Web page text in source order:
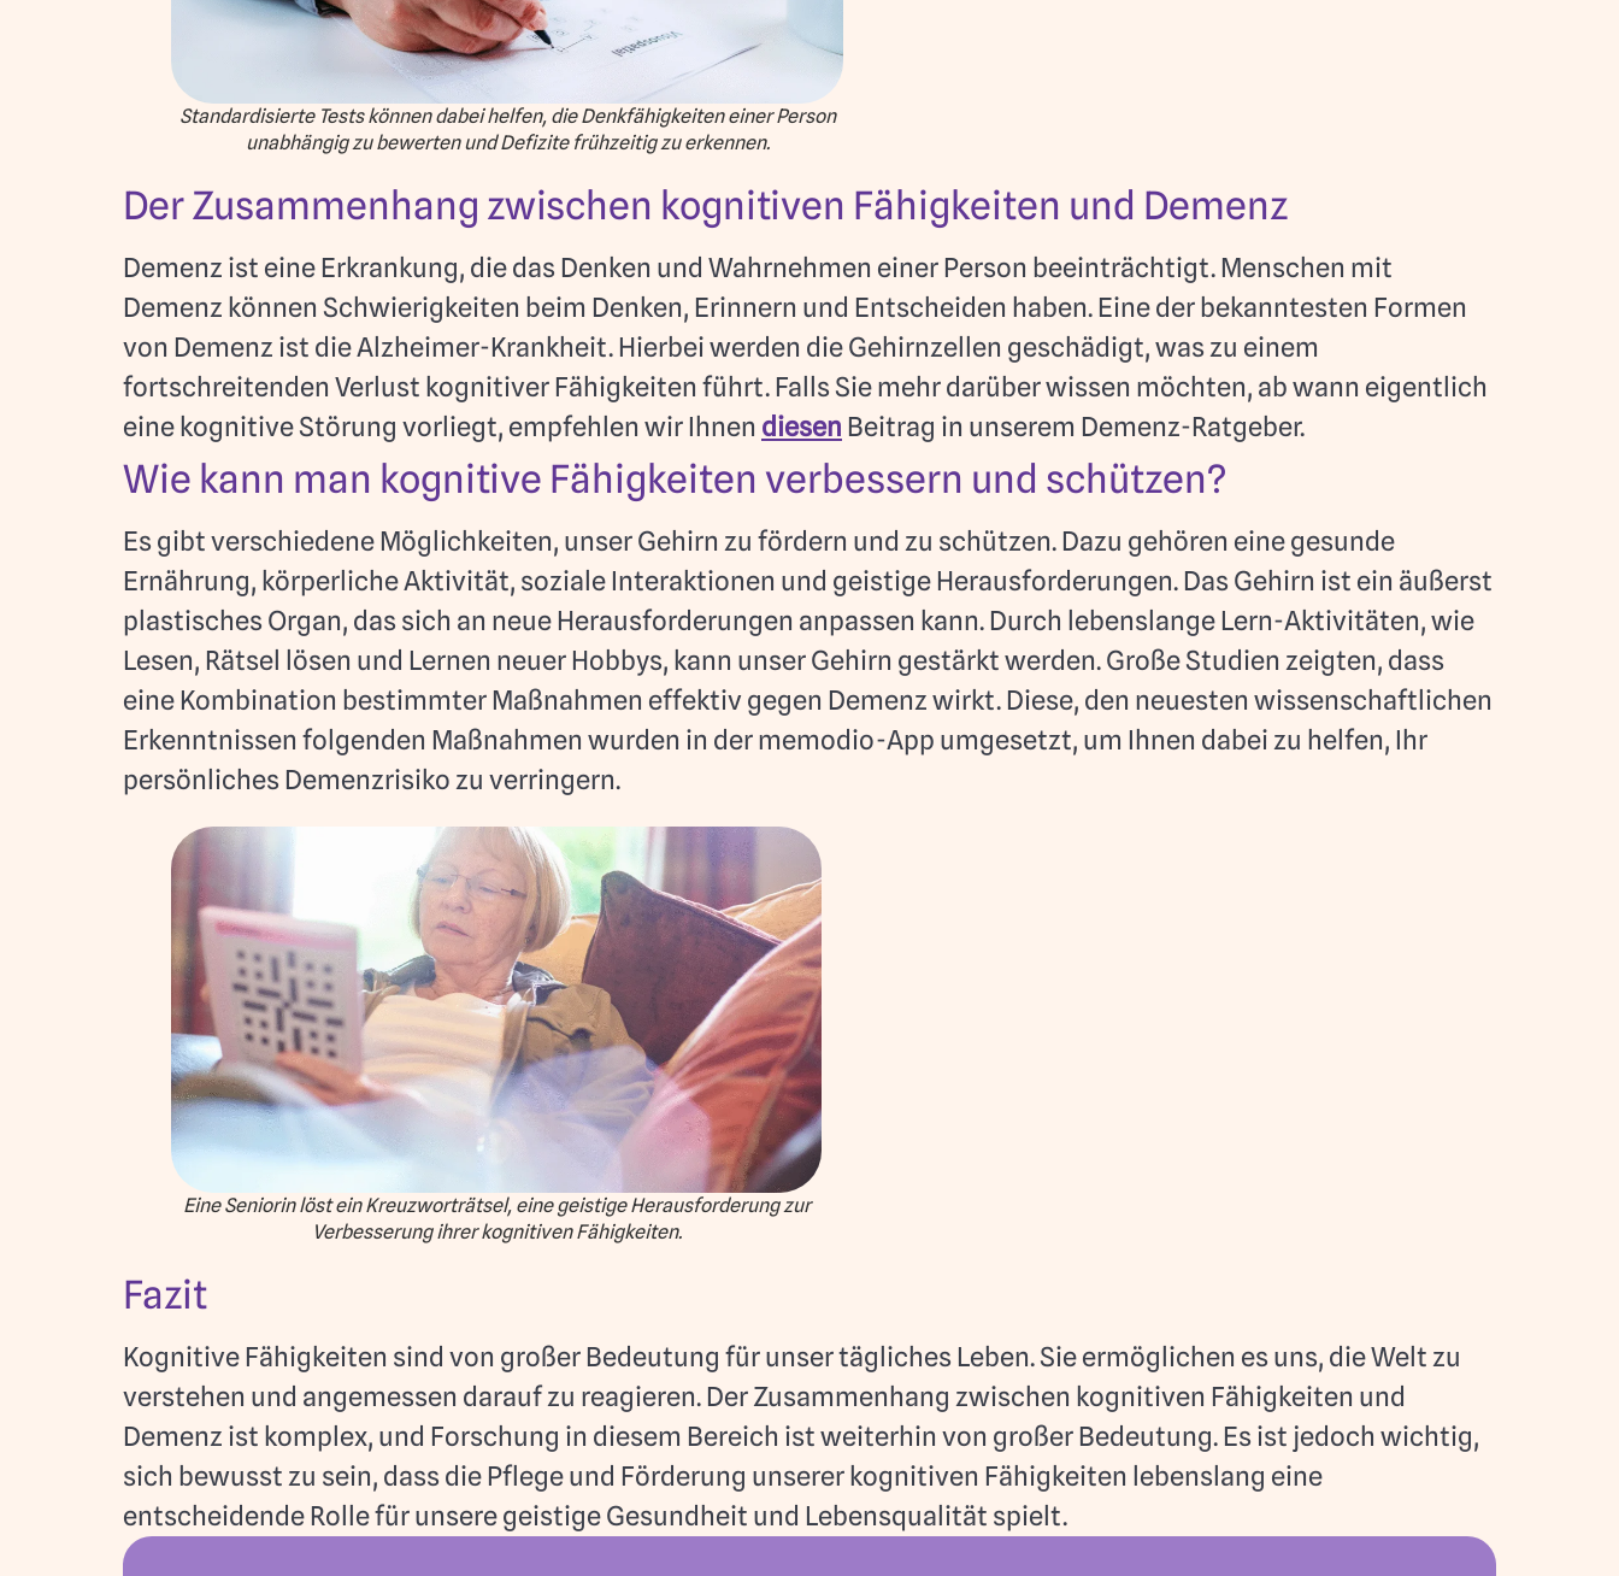
Standardisierte Tests können dabei helfen, die Denkfähigkeiten einer Person
unabhängig zu bewerten und Defizite frühzeitig zu erkennen.
Der Zusammenhang zwischen kognitiven Fähigkeiten und Demenz
Demenz ist eine Erkrankung, die das Denken und Wahrnehmen einer Person beeinträchtigt. Menschen mit
Demenz können Schwierigkeiten beim Denken, Erinnern und Entscheiden haben. Eine der bekanntesten Formen
von Demenz ist die Alzheimer-Krankheit. Hierbei werden die Gehirnzellen geschädigt, was zu einem
fortschreitenden Verlust kognitiver Fähigkeiten führt. Falls Sie mehr darüber wissen möchten, ab wann eigentlich
eine kognitive Störung vorliegt, empfehlen wir Ihnen diesen Beitrag in unserem Demenz-Ratgeber.
Wie kann man kognitive Fähigkeiten verbessern und schützen?
Es gibt verschiedene Möglichkeiten, unser Gehirn zu fördern und zu schützen. Dazu gehören eine gesunde
Ernährung, körperliche Aktivität, soziale Interaktionen und geistige Herausforderungen. Das Gehirn ist ein äußerst
plastisches Organ, das sich an neue Herausforderungen anpassen kann. Durch lebenslange Lern-Aktivitäten, wie
Lesen, Rätsel lösen und Lernen neuer Hobbys, kann unser Gehirn gestärkt werden. Große Studien zeigten, dass
eine Kombination bestimmter Maßnahmen effektiv gegen Demenz wirkt. Diese, den neuesten wissenschaftlichen
Erkenntnissen folgenden Maßnahmen wurden in der memodio-App umgesetzt, um Ihnen dabei zu helfen, Ihr
persönliches Demenzrisiko zu verringern.
Eine Seniorin löst ein Kreuzworträtsel, eine geistige Herausforderung zur
Verbesserung ihrer kognitiven Fähigkeiten.
Fazit
Kognitive Fähigkeiten sind von großer Bedeutung für unser tägliches Leben. Sie ermöglichen es uns, die Welt zu
verstehen und angemessen darauf zu reagieren. Der Zusammenhang zwischen kognitiven Fähigkeiten und
Demenz ist komplex, und Forschung in diesem Bereich ist weiterhin von großer Bedeutung. Es ist jedoch wichtig,
sich bewusst zu sein, dass die Pflege und Förderung unserer kognitiven Fähigkeiten lebenslang eine
entscheidende Rolle für unsere geistige Gesundheit und Lebensqualität spielt.